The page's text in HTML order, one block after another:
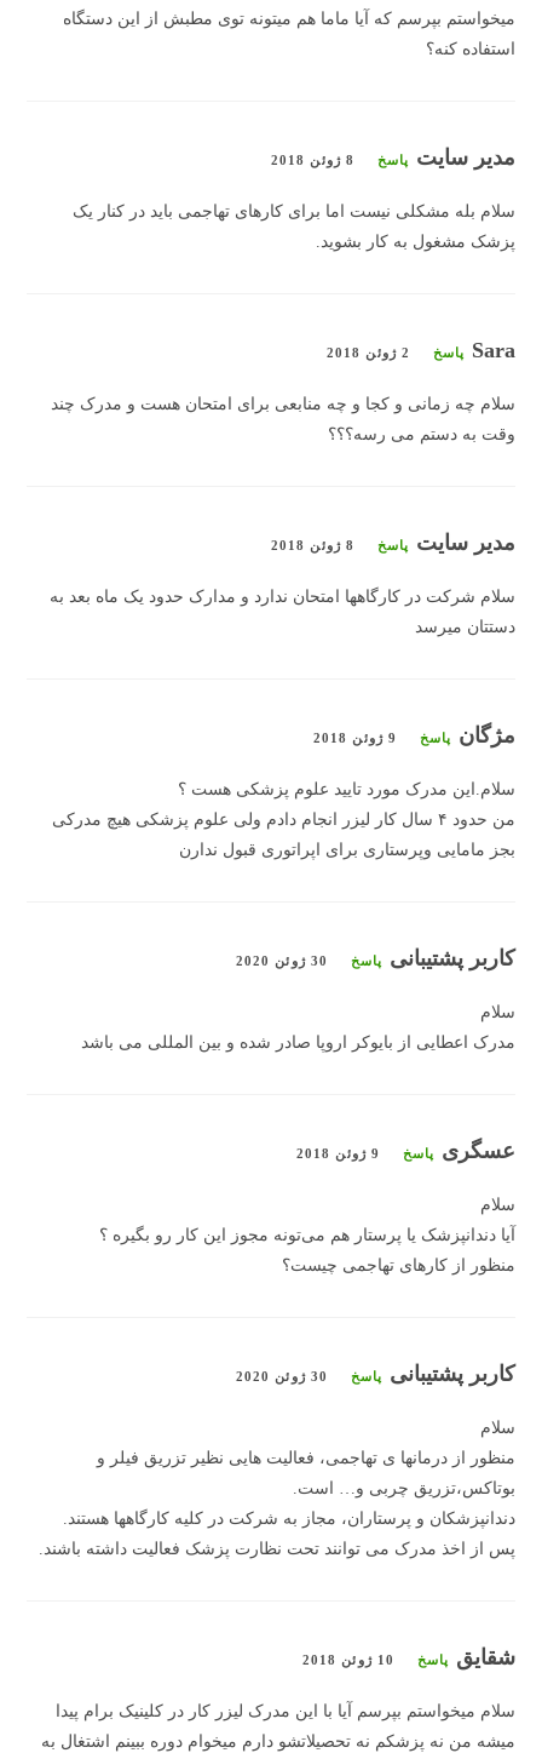
میخواستم بپرسم که آیا ماما هم میتونه توی مطبش از این دستگاه
استفاده کنه؟
مدیر سایت پاسخ 8 ژوئن 2018
سلام بله مشکلی نیست اما برای کارهای تهاجمی باید در کنار یک
پزشک مشغول به کار بشوید.
Sara پاسخ 2 ژوئن 2018
سلام چه زمانی و کجا و چه منابعی برای امتحان هست و مدرک چند
وقت به دستم می رسه؟؟؟
مدیر سایت پاسخ 8 ژوئن 2018
سلام شرکت در کارگاهها امتحان ندارد و مدارک حدود یک ماه بعد به
دستتان میرسد
مژگان پاسخ 9 ژوئن 2018
سلام‌.این مدرک مورد تایید علوم پزشکی هست ؟
من حدود ۴ سال کار لیزر انجام دادم ولی علوم پزشکی هیچ مدرکی
بجز مامایی وپرستاری برای اپراتوری قبول ندارن
کاربر پشتیبانی پاسخ 30 ژوئن 2020
سلام
مدرک اعطایی از بایوکر اروپا صادر شده و بین المللی می باشد
عسگری پاسخ 9 ژوئن 2018
سلام
آیا دندانپزشک یا پرستار هم می‌تونه مجوز این کار رو بگیره ؟
منظور از کارهای تهاجمی چیست؟
کاربر پشتیبانی پاسخ 30 ژوئن 2020
سلام
منظور از درمانها ی تهاجمی، فعالیت هایی نظیر تزریق فیلر و
بوتاکس،تزریق چربی و… است.
دندانپزشکان و پرستاران، مجاز به شرکت در کلیه کارگاهها هستند.
پس از اخذ مدرک می توانند تحت نظارت پزشک فعالیت داشته باشند.
شقایق پاسخ 10 ژوئن 2018
سلام میخواستم بپرسم آیا با این مدرک لیزر کار در کلینیک برام پیدا
میشه من نه پزشکم نه تحصیلاتشو دارم میخوام دوره ببینم اشتغال به